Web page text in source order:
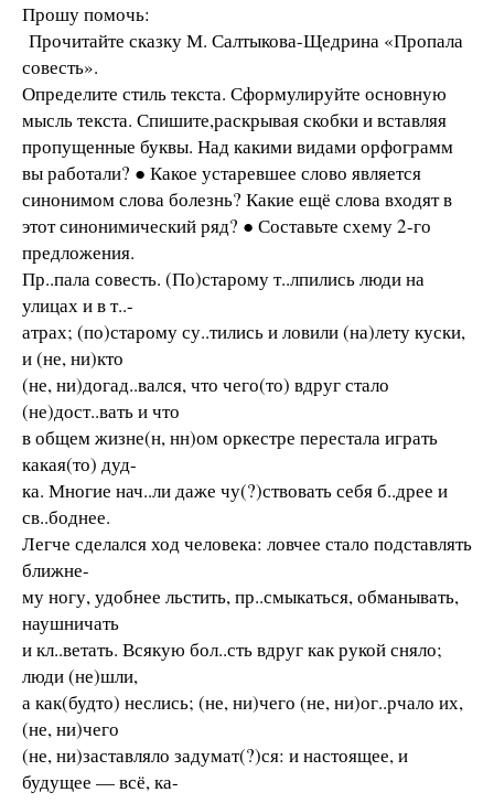
Прошу помочь:
Прочитайте сказку М. Салтыкова-Щедрина «Пропала
совесть».
Определите стиль текста. Сформулируйте основную
мысль текста. Спишите,раскрывая скобки и вставляя
пропущенные буквы. Над какими видами орфограмм
вы работали? ● Какое устаревшее слово является
синонимом слова болезнь? Какие ещё слова входят в
этот синонимический ряд? ● Составьте схему 2-го
предложения.
Пр..пала совесть. (По)старому т..лпились люди на
улицах и в т..-
атрах; (по)старому су..тились и ловили (на)лету куски,
и (не, ни)кто
(не, ни)догад..вался, что чего(то) вдруг стало
(не)дост..вать и что
в общем жизне(н, нн)ом оркестре перестала играть
какая(то) дуд-
ка. Многие нач..ли даже чу(?)ствовать себя б..дрее и
св..боднее.
Легче сделался ход человека: ловчее стало подставлять
ближне-
му ногу, удобнее льстить, пр..смыкаться, обманывать,
наушничать
и кл..ветать. Всякую бол..сть вдруг как рукой сняло;
люди (не)шли,
а как(будто) неслись; (не, ни)чего (не, ни)ог..рчало их,
(не, ни)чего
(не, ни)заставляло задумат(?)ся: и настоящее, и
будущее — всё, ка-